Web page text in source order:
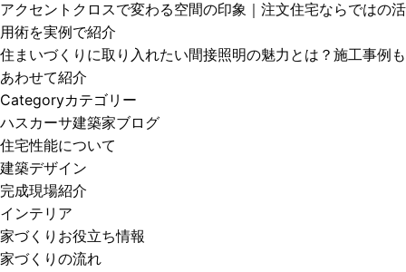
アクセントクロスで変わる空間の印象｜注文住宅ならではの活
用術を実例で紹介
住まいづくりに取り入れたい間接照明の魅力とは？施工事例も
あわせて紹介
Categoryカテゴリー
ハスカーサ建築家ブログ
住宅性能について
建築デザイン
完成現場紹介
インテリア
家づくりお役立ち情報
家づくりの流れ